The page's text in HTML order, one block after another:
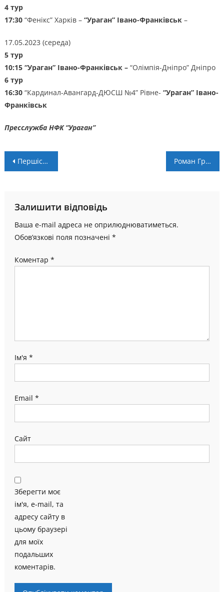
4 тур
17:30 “Фенікс” Харків – “Ураган” Івано-Франківськ –
17.05.2023 (середа)
5 тур
10:15 “Ураган” Івано-Франківськ – “Олімпія-Дніпро” Дніпро
6 тур
16:30 “Кардинал-Авангард-ДЮСШ №4” Рівне- “Ураган” Івано-
Франківськ
Пресслужба НФК “Ураган”
Навігація
Першість області. 19 тур: “Олімп” та “Прикарпаття” розписали мирову Роман Григорчук: “Кілька відрізків матчу можна назвати ідеальними. В моєму баченні футболу”
Залишити відповідь
Ваша e-mail адреса не оприлюднюватиметься.
Обов’язкові поля позначені *
Коментар *
Ім'я *
Email *
Сайт
Зберегти моє
ім'я, e-mail, та
адресу сайту в
цьому браузері
для моїх
подальших
коментарів.